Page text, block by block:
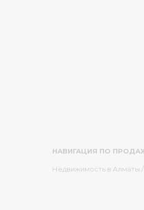
НАВИГАЦИЯ ПО
Недвижимость в Алматы /